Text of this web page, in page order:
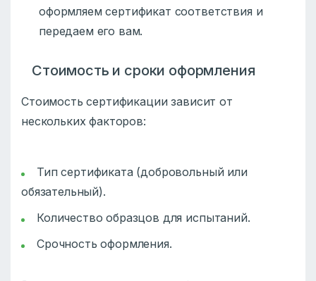
оформляем сертификат соответствия и
передаем его вам.
Стоимость и сроки оформления
Стоимость сертификации зависит от
нескольких факторов:
Тип сертификата (добровольный или
обязательный).
Количество образцов для испытаний.
Срочность оформления.